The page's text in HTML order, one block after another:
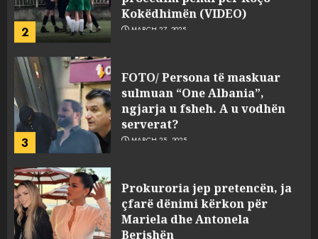
2
Kokëdhimën (VIDEO)
MARCH 27, 2025
3
FOTO/ Persona të maskuar
sulmuan “One Albania”,
ngjarja u fsheh. A u vodhën
serverat?
MARCH 25, 2025
Prokuroria jep pretencën, ja
çfarë dënimi kërkon për
Mariela dhe Antonela
Berishën